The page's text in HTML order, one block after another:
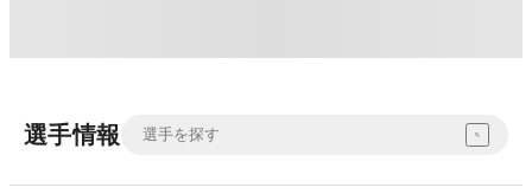
選手情報